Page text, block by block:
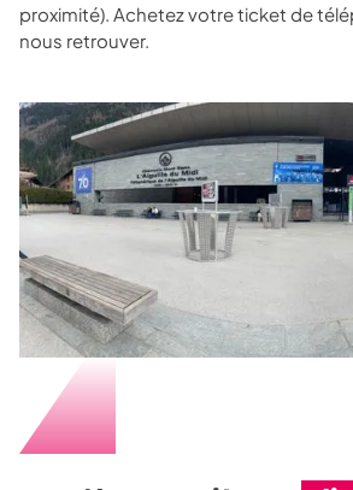
proximité). Achetez votre ticket de
nous retrouver.